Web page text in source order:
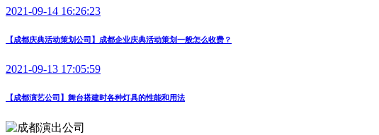
2021-09-14 16:26:23
【成都庆典活动策划公司】成都企业庆典活动策划一般怎么收费？
2021-09-13 17:05:59
【成都演艺公司】舞台搭建时各种灯具的性能和用法